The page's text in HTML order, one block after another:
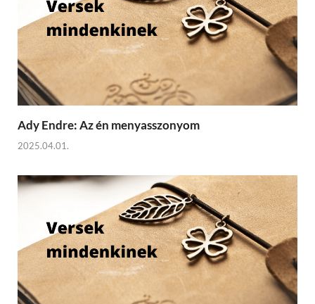
Ady Endre: Az én menyasszonyom
2025.04.01.